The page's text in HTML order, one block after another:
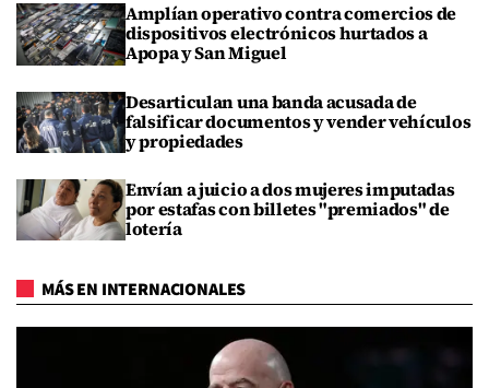
Amplían operativo contra comercios de
dispositivos electrónicos hurtados a
Apopa y San Miguel
Desarticulan una banda acusada de
falsificar documentos y vender vehículos
y propiedades
Envían a juicio a dos mujeres imputadas
por estafas con billetes "premiados" de
lotería
MÁS EN INTERNACIONALES